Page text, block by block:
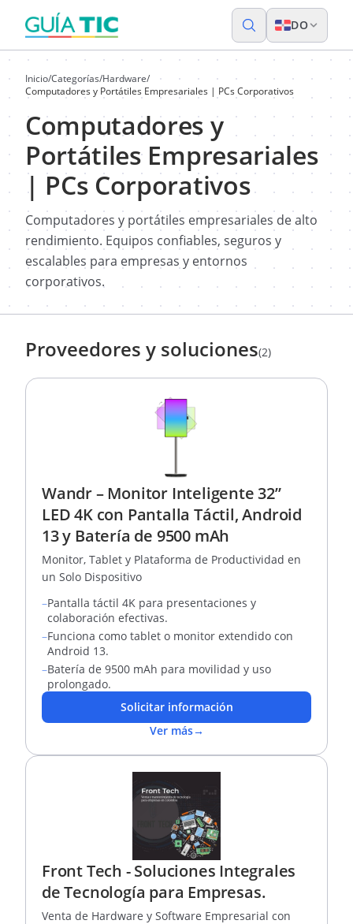
DO
Inicio/Categorías/Hardware/
Computadores y Portátiles Empresariales | PCs Corporativos
Computadores y
Portátiles Empresariales
| PCs Corporativos
Computadores y portátiles empresariales de alto
rendimiento. Equipos confiables, seguros y
escalables para empresas y entornos
corporativos.
Proveedores y soluciones(2)
Wandr – Monitor Inteligente 32”
LED 4K con Pantalla Táctil, Android
13 y Batería de 9500 mAh
Monitor, Tablet y Plataforma de Productividad en
un Solo Dispositivo
–Pantalla táctil 4K para presentaciones y
colaboración efectivas.
–Funciona como tablet o monitor extendido con
Android 13.
–Batería de 9500 mAh para movilidad y uso
prolongado.
Solicitar información
Ver más→
Front Tech - Soluciones Integrales
de Tecnología para Empresas.
Venta de Hardware y Software Empresarial con